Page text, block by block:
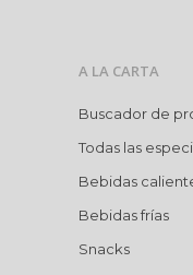
A LA CARTA
Buscador de
Todas las
Bebidas
Bebidas frías
Snacks